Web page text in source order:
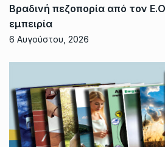
Βραδινή πεζοπορία από τον
εμπειρία
6 Αυγούστου, 2026